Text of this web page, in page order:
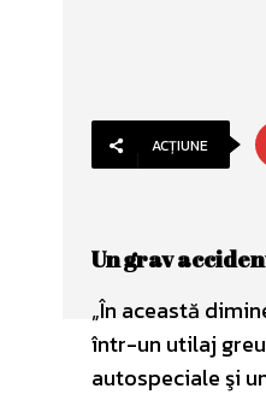
ACȚIUNE
Un grav
„În această
într-un utilaj
autospeciale şi